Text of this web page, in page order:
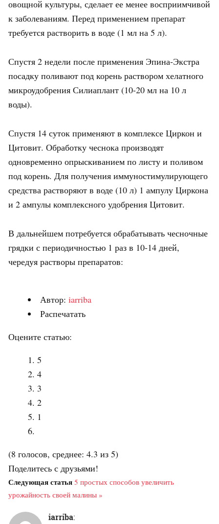
овощной культуры, сделает ее менее восприимчивой
к заболеваниям. Перед применением препарат
требуется растворить в воде (1 мл на 5 л).
Спустя 2 недели после применения Эпина-Экстра
посадку поливают под корень раствором хелатного
микроудобрения Силиаплант (10-20 мл на 10 л
воды).
Спустя 14 суток применяют в комплексе Циркон и
Цитовит. Обработку чеснока производят
одновременно опрыскиванием по листу и поливом
под корень. Для получения иммуностимулирующего
средства растворяют в воде (10 л) 1 ампулу Циркона
и 2 ампулы комплексного удобрения Цитовит.
В дальнейшем потребуется обрабатывать чесночные
грядки с периодичностью 1 раз в 10-14 дней,
чередуя растворы препаратов:
Автор: iarriba
Распечатать
Оцените статью:
5
4
3
2
1
(8 голосов, среднее: 4.3 из 5)
Поделитесь с друзьями!
Следующая статья 5 простых способов увеличить
урожайность своей малины »
iarriba: